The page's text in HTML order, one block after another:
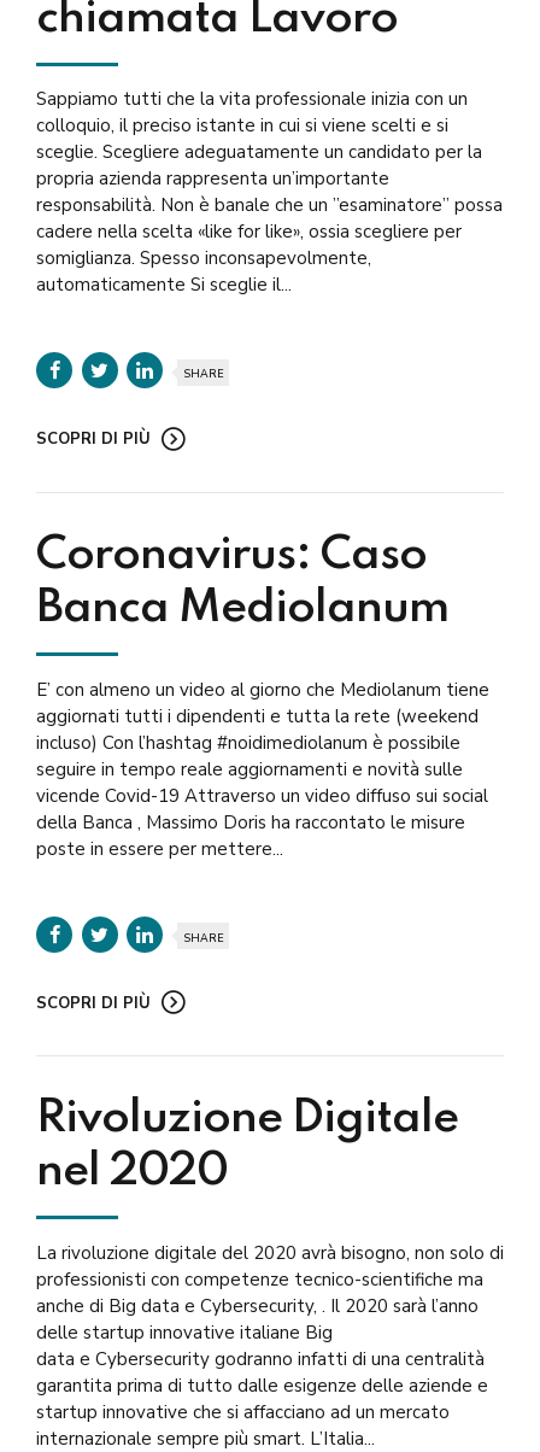
chiamata Lavoro
Sappiamo tutti che la vita professionale inizia con un
colloquio, il preciso istante in cui si viene scelti e si
sceglie. Scegliere adeguatamente un candidato per la
propria azienda rappresenta un’importante
responsabilità. Non è banale che un ”esaminatore” possa
cadere nella scelta «like for like», ossia scegliere per
somiglianza. Spesso inconsapevolmente,
automaticamente Si sceglie il...
SHARE
SCOPRI DI PIÙ
Coronavirus: Caso
Banca Mediolanum
E’ con almeno un video al giorno che Mediolanum tiene
aggiornati tutti i dipendenti e tutta la rete (weekend
incluso) Con l’hashtag #noidimediolanum è possibile
seguire in tempo reale aggiornamenti e novità sulle
vicende Covid-19 Attraverso un video diffuso sui social
della Banca , Massimo Doris ha raccontato le misure
poste in essere per mettere...
SHARE
SCOPRI DI PIÙ
Rivoluzione Digitale
nel 2020
La rivoluzione digitale del 2020 avrà bisogno, non solo di
professionisti con competenze tecnico-scientifiche ma
anche di Big data e Cybersecurity, . Il 2020 sarà l’anno
delle startup innovative italiane Big
data e Cybersecurity godranno infatti di una centralità
garantita prima di tutto dalle esigenze delle aziende e
startup innovative che si affacciano ad un mercato
internazionale sempre più smart. L’Italia...